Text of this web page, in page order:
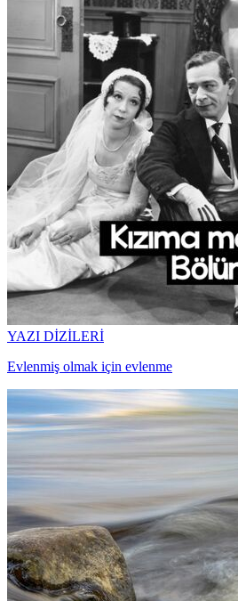
YAZI DİZİLERİ
Evlenmiş olmak için evlenme